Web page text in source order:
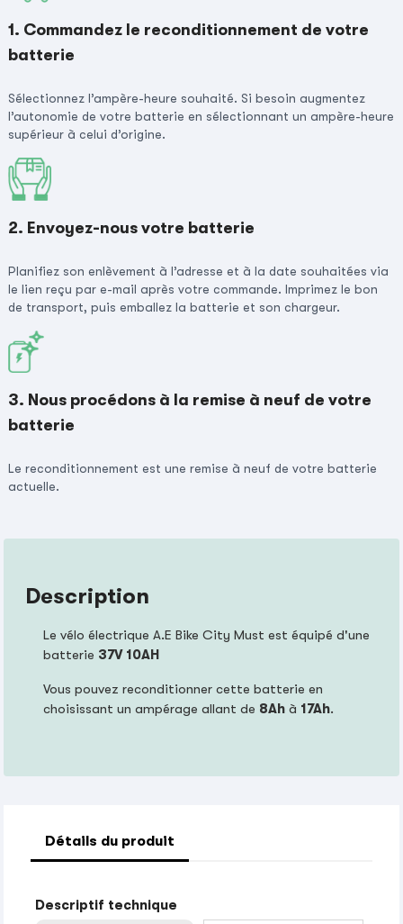
1. Commandez le reconditionnement de votre
batterie
Sélectionnez l’ampère-heure souhaité. Si besoin augmentez
l’autonomie de votre batterie en sélectionnant un ampère-heure
supérieur à celui d’origine.
2. Envoyez-nous votre batterie
Planifiez son enlèvement à l’adresse et à la date souhaitées via
le lien reçu par e-mail après votre commande. Imprimez le bon
de transport, puis emballez la batterie et son chargeur.
3. Nous procédons à la remise à neuf de votre
batterie
Le reconditionnement est une remise à neuf de votre batterie
actuelle.
Description
Le vélo électrique A.E Bike City Must est équipé d'une
batterie 37V 10AH
Vous pouvez reconditionner cette batterie en
choisissant un ampérage allant de 8Ah à 17Ah.
Détails du produit
Descriptif technique